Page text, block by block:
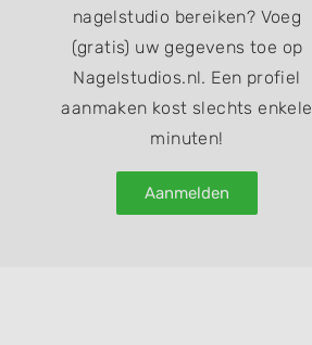
nagelstudio bereiken? Voeg
(gratis) uw gegevens toe op
Nagelstudios.nl. Een profiel
aanmaken kost slechts enkele
minuten!
Aanmelden